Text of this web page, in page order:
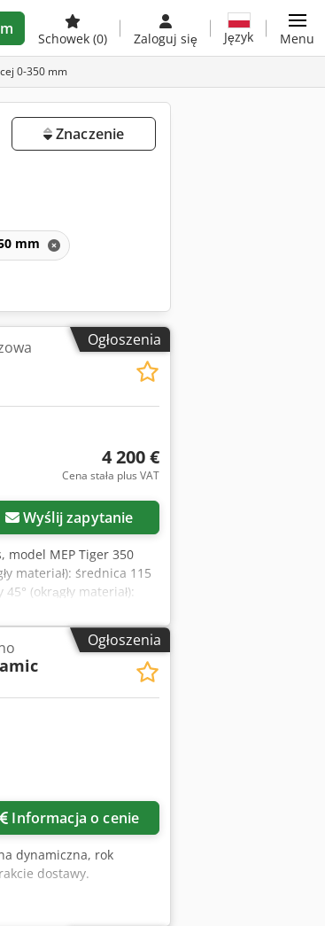
Schowek (0) Zaloguj się Język Menu
0-350 mm
Znaczenie
mm
Ogłoszenia
4 200 €
Cena stała plus VAT
Wyślij zapytanie
model MEP Tiger 350
materiał): średnica 115
(okrągły materiał):
cięcia przy 30° (okrągły
Zasięg cięcia (okrągły
otwarcie
do 45° w prawo
400 V, 50 Hz
długości cięcia z
sztuk -
materiału -
De Ahref -
- Układ chłodzenia
mm Waga: 650 kg
Ogłoszenia
Informacja o cenie
dynamiczna, rok
dostawy.